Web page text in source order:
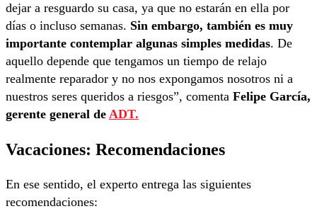
dejar a resguardo su casa, ya que no estarán en ella por
días o incluso semanas. Sin embargo, también es muy
importante contemplar algunas simples medidas. De
aquello depende que tengamos un tiempo de relajo
realmente reparador y no nos expongamos nosotros ni a
nuestros seres queridos a riesgos”, comenta Felipe García,
gerente general de ADT.
Vacaciones: Recomendaciones
En ese sentido, el experto entrega las siguientes
recomendaciones: